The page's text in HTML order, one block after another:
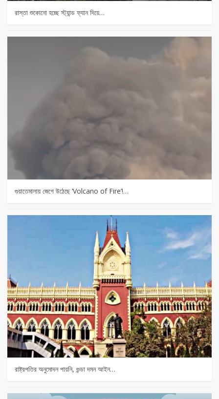
রাস্তা শুকোনো হচ্ছে স্ট্যান্ড ফ্যান দিয়ে…
গুয়াতেমালায় জেগে উঠেছে ‘Volcano of Fire’!…
রাষ্ট্রপতির অনুমোদন পায়নি, গুন্ডা দমন আইন…